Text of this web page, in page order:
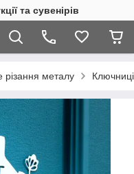
та сувенірів
різання металу